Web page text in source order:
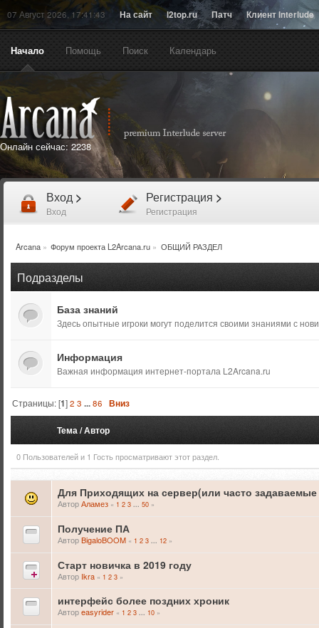
07 Август 2026, 17:41:43 На сайт l2top.ru Патч Клиент Interlude
Начало Помощь Поиск Календарь
Онлайн сейчас: 2238
Вход >
Вход
Регистрация >
Регистрация
Arcana» Форум проекта L2Arcana.ru » ОБЩИЙ РАЗДЕЛ
Подразделы
База знаний
Здесь опытные игроки могут поделится своими знаниями с
Информация
Важная информация интернет-портала L2Arcana.ru
Страницы: [1]2 3 ...86 Вниз
Тема/Автор
0 Пользователей и 1 Гость просматривают этот раздел.
Для Приходящих на сервер(или часто
АвторАламез « 1 2 3 ... 50 »
Получение ПА
АвторBigaloBOOM « 1 2 3 ... 12 »
Старт новичка в 2019 году
Автор Ikra « 1 2 3 »
интерфейс более поздних хроник
Авторeasyrider « 1 2 3 ... 10 »